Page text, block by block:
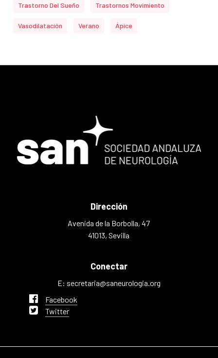
Trastorno Del Sueño Trastornos Movimiento
Vasodilatación Verano Ápice
Dirección
Avenida de la Borbolla, 47
41013, Sevilla
Conectar
E: secretaria@saneurologia.org
Facebook
Twitter